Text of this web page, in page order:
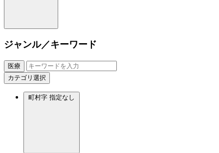
ジャンル／キーワード
医療
カテゴリ選択
町村字 指定なし